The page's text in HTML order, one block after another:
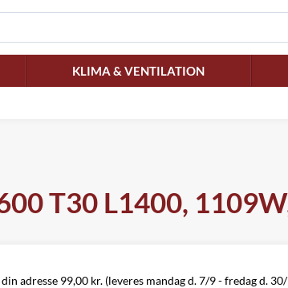
KLIMA & VENTILATION
T30 L1400,
adresse 99,00 kr. (leveres mandag d. 7/9 - fredag d.